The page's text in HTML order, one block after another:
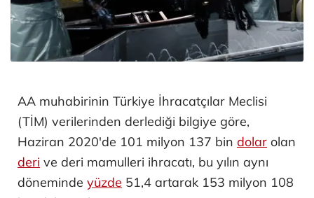
AA muhabirinin Türkiye İhracatçılar Meclisi
(TİM) verilerinden derlediği bilgiye göre,
Haziran 2020'de 101 milyon 137 bin dolar olan
deri ve deri mamulleri ihracatı, bu yılın aynı
döneminde yüzde 51,4 artarak 153 milyon 108